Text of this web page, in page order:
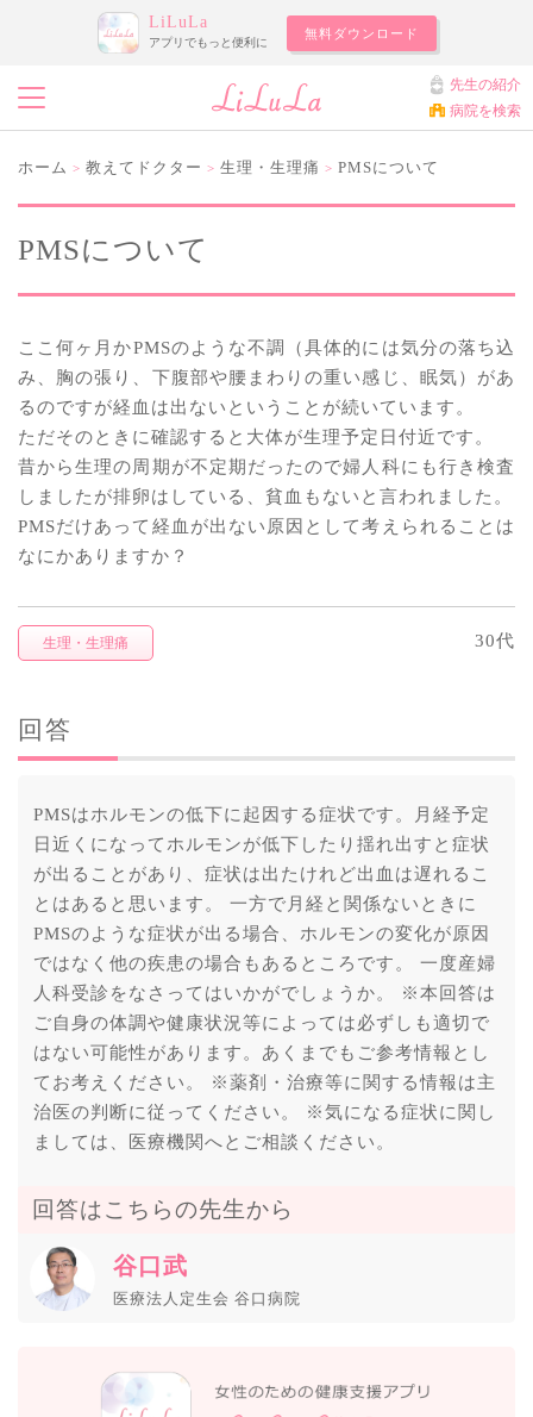
LiLuLa
アプリでもっと便利に
無料ダウンロード
先生の紹介
病院を検索
ホーム > 教えてドクター > 生理・生理痛 > PMSについて
PMSについて
ここ何ヶ月かPMSのような不調（具体的には気分の落ち込
み、胸の張り、下腹部や腰まわりの重い感じ、眠気）があ
るのですが経血は出ないということが続いています。
ただそのときに確認すると大体が生理予定日付近です。
昔から生理の周期が不定期だったので婦人科にも行き検査
しましたが排卵はしている、貧血もないと言われました。
PMSだけあって経血が出ない原因として考えられることは
なにかありますか？
生理・生理痛 30代
回答
PMSはホルモンの低下に起因する症状です。月経予定
日近くになってホルモンが低下したり揺れ出すと症状
が出ることがあり、症状は出たけれど出血は遅れるこ
とはあると思います。 一方で月経と関係ないときに
PMSのような症状が出る場合、ホルモンの変化が原因
ではなく他の疾患の場合もあるところです。 一度産婦
人科受診をなさってはいかがでしょうか。 ※本回答は
ご自身の体調や健康状況等によっては必ずしも適切で
はない可能性があります。あくまでもご参考情報とし
てお考えください。 ※薬剤・治療等に関する情報は主
治医の判断に従ってください。 ※気になる症状に関し
ましては、医療機関へとご相談ください。
回答はこちらの先生から
谷口武
医療法人定生会 谷口病院